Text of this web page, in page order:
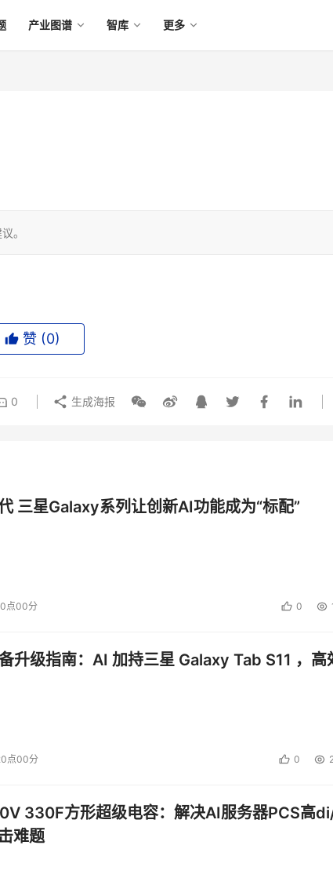
产业图谱 智库 更多
。
赞 (0)
0 生成海报
三星Galaxy系列让创新AI功能成为“标配”
点00分 0
升级指南：AI 加持三星 Galaxy Tab S11 ，高
点00分 0
330F方形超级电容：解决AI服务器PCS高
难题